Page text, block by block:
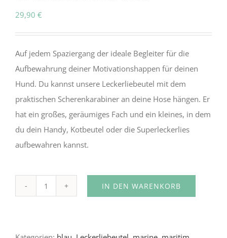
29,90 €
Auf jedem Spaziergang der ideale Begleiter für die
Aufbewahrung deiner Motivationshappen für deinen
Hund. Du kannst unsere Leckerliebeutel mit dem
praktischen Scherenkarabiner an deine Hose hängen. Er
hat ein großes, geräumiges Fach und ein kleines, in dem
du dein Handy, Kotbeutel oder die Superleckerlies
aufbewahren kannst.
IN DEN WARENKORB